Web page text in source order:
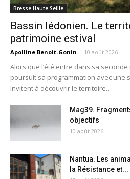
Bresse Haute Seille
Bassin lédonien. Le
patrimoine estival
Apolline Benoit-Gonin - 10 août 2026
Alors que l’été entre dans sa
poursuit sa programmation avec une
invitent à découvrir le territoire...
Mag39.
objectifs
10 août 2026
Nantua. Les
la Résistance et...